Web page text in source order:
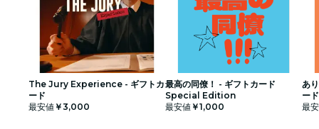
The Jury Experience - ギフトカ
ード
最安値 ￥3,000
最高の同僚！ - ギフトカード
Special Edition
最安値 ￥1,000
あ
ー
最